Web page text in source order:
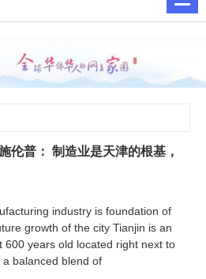
伦普： 制造业是天津的根基，
industry is foundation of
growth of the city Tianjin is an
600 years old located right next to
balanced blend of